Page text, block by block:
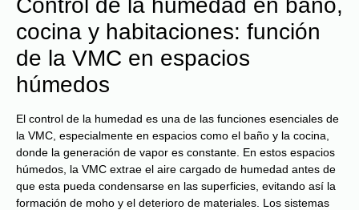
cocina y habitaciones: función
de la VMC en espacios
húmedos
El control de la humedad es una de las funciones esenciales de
la VMC, especialmente en espacios como el baño y la cocina,
donde la generación de vapor es constante. En estos espacios
húmedos, la VMC extrae el aire cargado de humedad antes de
que esta pueda condensarse en las superficies, evitando así la
formación de moho y el deterioro de materiales. Los sistemas